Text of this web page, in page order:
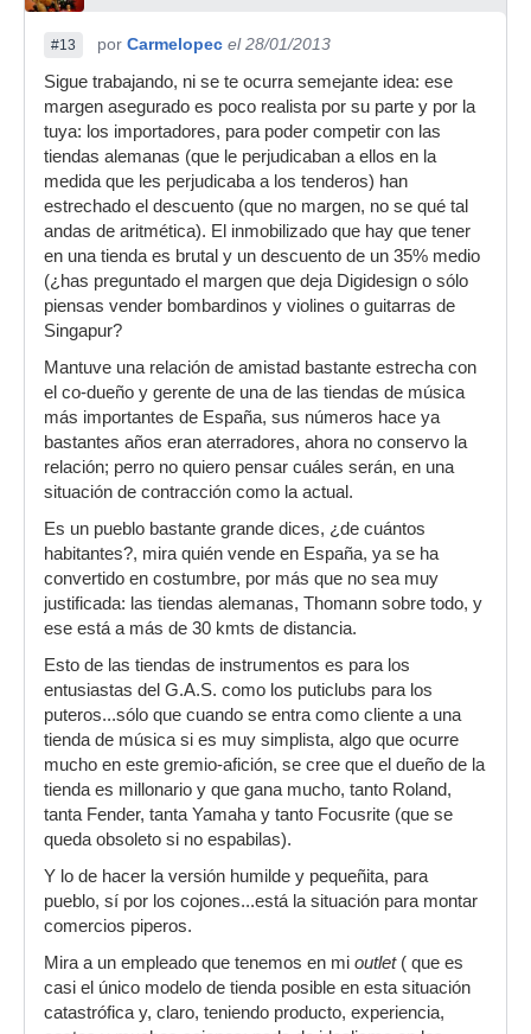
#13 por Carmelopec el 28/01/2013
Sigue trabajando, ni se te ocurra semejante idea: ese
margen asegurado es poco realista por su parte y por la
tuya: los importadores, para poder competir con las
tiendas alemanas (que le perjudicaban a ellos en la
medida que les perjudicaba a los tenderos) han
estrechado el descuento (que no margen, no se qué tal
andas de aritmética). El inmobilizado que hay que tener
en una tienda es brutal y un descuento de un 35% medio
(¿has preguntado el margen que deja Digidesign o sólo
piensas vender bombardinos y violines o guitarras de
Singapur?
Mantuve una relación de amistad bastante estrecha con
el co-dueño y gerente de una de las tiendas de música
más importantes de España, sus números hace ya
bastantes años eran aterradores, ahora no conservo la
relación; perro no quiero pensar cuáles serán, en una
situación de contracción como la actual.
Es un pueblo bastante grande dices, ¿de cuántos
habitantes?, mira quién vende en España, ya se ha
convertido en costumbre, por más que no sea muy
justificada: las tiendas alemanas, Thomann sobre todo, y
ese está a más de 30 kmts de distancia.
Esto de las tiendas de instrumentos es para los
entusiastas del G.A.S. como los puticlubs para los
puteros...sólo que cuando se entra como cliente a una
tienda de música si es muy simplista, algo que ocurre
mucho en este gremio-afición, se cree que el dueño de la
tienda es millonario y que gana mucho, tanto Roland,
tanta Fender, tanta Yamaha y tanto Focusrite (que se
queda obsoleto si no espabilas).
Y lo de hacer la versión humilde y pequeñita, para
pueblo, sí por los cojones...está la situación para montar
comercios piperos.
Mira a un empleado que tenemos en mi outlet( que es
casi el único modelo de tienda posible en esta situación
catastrófica y, claro, teniendo producto, experiencia,